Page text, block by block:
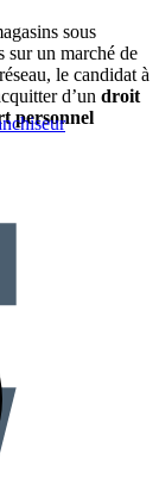
sous
sur un marché de
le candidat à
d’un droit
personnel